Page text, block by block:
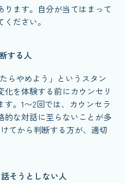
ります。自分が当てはまって
ださい。
する人
らやめよう」というスタン
を体験する前にカウンセリ
。1〜2回では、カウンセラ
的な対話に至らないことが多
てから判断する方が、適切
そうとしない人